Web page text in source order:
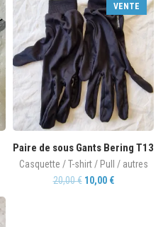
VENTE
Paire de sous Gants Bering T13
Casquette / T-shirt / Pull / autres
20,00€ 10,00 €